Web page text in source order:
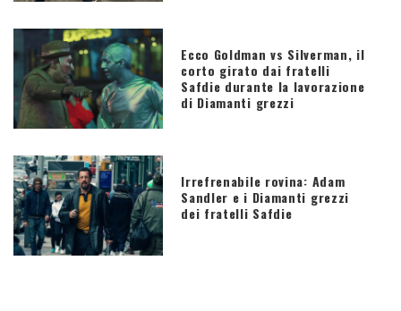
Ecco Goldman vs Silverman, il
corto girato dai fratelli
Safdie durante la lavorazione
di Diamanti grezzi
Irrefrenabile rovina: Adam
Sandler e i Diamanti grezzi
dei fratelli Safdie